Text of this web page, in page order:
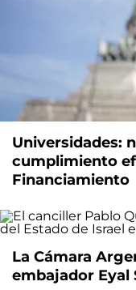
Universidades:
cumplimiento
Financiamiento
La Cámara
embajador Eyal